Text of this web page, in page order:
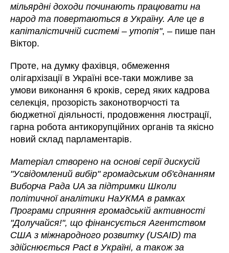
мільярдні доходи починають працювати на
народ та повертаються в Україну. Але це в
капіталістичній системі – утопія", – пише пан
Віктор.
Проте, на думку фахівця, обмеження
олігархізації в Україні все-таки можливе за
умови виконання 6 кроків, серед яких кадрова
селекція, прозорість законотворчості та
бюджетної діяльності, продовження люстрації,
гарна робота антикорупційних органів та якісно
новий склад парламентарів.
Матеріал створено на основі серії дискусій
"Усвідомлений вибір" громадським об'єднанням
Виборча Рада UA за підтримки Школи
політичної аналітики НаУКМА в рамках
Програми сприяння громадській активності
"Долучайся!", що фінансується Агентством
США з міжнародного розвитку (USAID) та
здійснюється Pact в Україні, а також за